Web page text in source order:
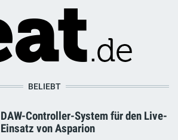
BELIEBT
DAW-Controller-System für den Live-
Einsatz von Asparion